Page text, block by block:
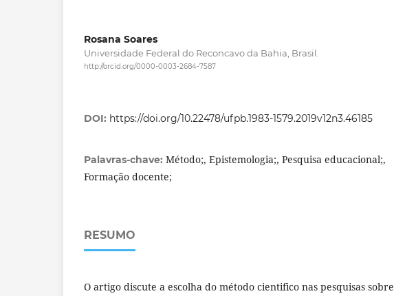
Rosana Soares
Universidade Federal do Reconcavo da Bahia, Brasil.
http://orcid.org/0000-0003-2684-7587
DOI: https://doi.org/10.22478/ufpb.1983-1579.2019v12n3.46185
Palavras-chave: Método;, Epistemologia;, Pesquisa educacional;,
Formação docente;
RESUMO
O artigo discute a escolha do método cientifico nas pesquisas sobre